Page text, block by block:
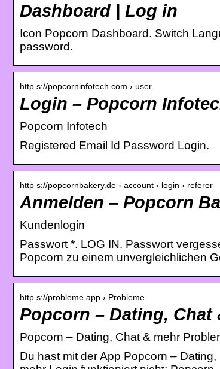
Dashboard | Log in
Icon Popcorn Dashboard. Switch
password.
http s://popcorninfotech.com › user
Login – Popcorn
Popcorn Infotech
Registered Email Id Password Login.
http s://popcornbakery.de › account › login › referer
Anmelden – Popcorn
Kundenlogin
Passwort *. LOG IN. Passwort
Popcorn zu einem unvergleichlichen
http s://probleme.app › Probleme
Popcorn – Dating, Chat
Popcorn – Dating, Chat & mehr
Du hast mit der App Popcorn –